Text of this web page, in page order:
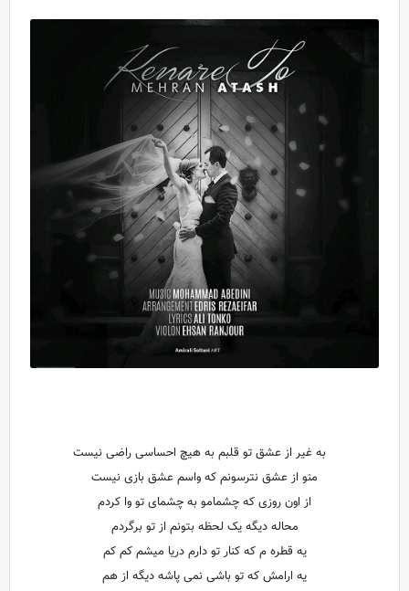
به غیر از عشق تو قلبم به هیچ احساسی راضی نیست
منو از عشق نترسونم که واسم عشق بازی نیست
از اون روزی که چشمامو به چشمای تو وا کردم
محاله دیگه یک لحظه بتونم از تو برگردم
یه قطره م که کنار تو دارم دریا میشم کم کم
یه ارامش که تو باشی نمی پاشه دیگه از هم